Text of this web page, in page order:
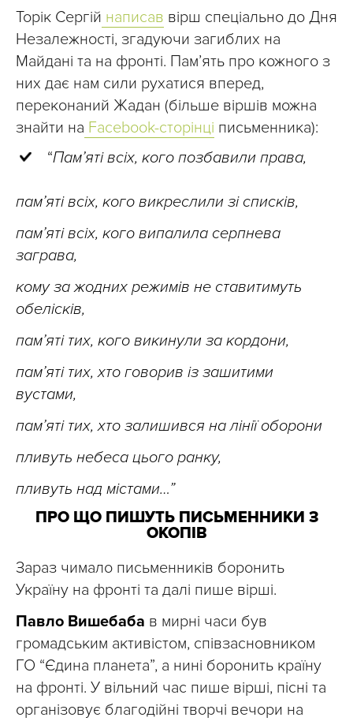
Торік Сергій написав вірш спеціально до Дня
Незалежності, згадуючи загиблих на
Майдані та на фронті. Пам’ять про кожного з
них дає нам сили рухатися вперед,
переконаний Жадан (більше віршів можна
знайти на Facebook-сторінці письменника):
“Пам’яті всіх, кого позбавили права,
пам’яті всіх, кого викреслили зі списків,
пам’яті всіх, кого випалила серпнева
заграва,
кому за жодних режимів не ставитимуть
обелісків,
пам’яті тих, кого викинули за кордони,
пам’яті тих, хто говорив із зашитими
вустами,
пам’яті тих, хто залишився на лінії оборони
пливуть небеса цього ранку,
пливуть над містами…”
ПРО ЩО ПИШУТЬ ПИСЬМЕННИКИ З
ОКОПІВ
Зараз чимало письменників боронить
Україну на фронті та далі пише вірші.
Павло Вишебаба в мирні часи був
громадським активістом, співзасновником
ГО “Єдина планета”, а нині боронить країну
на фронті. У вільний час пише вірші, пісні та
організовує благодійні творчі вечори на